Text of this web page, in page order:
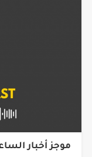
موجز أخبار الساعة 2 م 2026/